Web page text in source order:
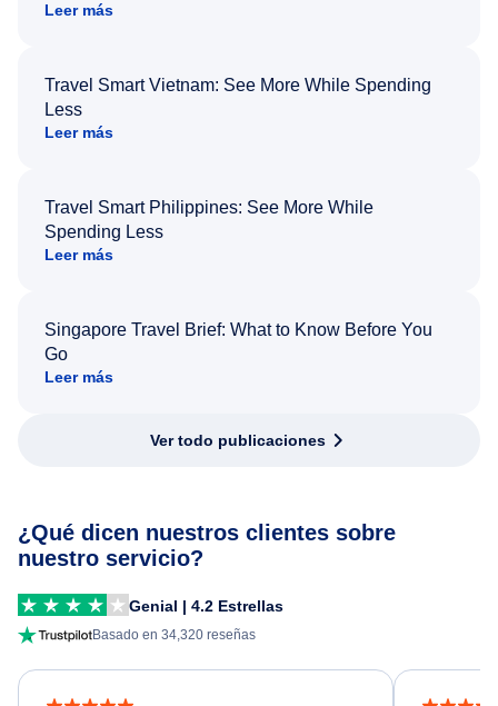
Leer más
Travel Smart Vietnam: See More While Spending
Less
Leer más
Travel Smart Philippines: See More While
Spending Less
Leer más
Singapore Travel Brief: What to Know Before You
Go
Leer más
Ver todo publicaciones
¿Qué dicen nuestros clientes sobre
nuestro servicio?
Genial | 4.2 Estrellas
Basado en 34,320 reseñas